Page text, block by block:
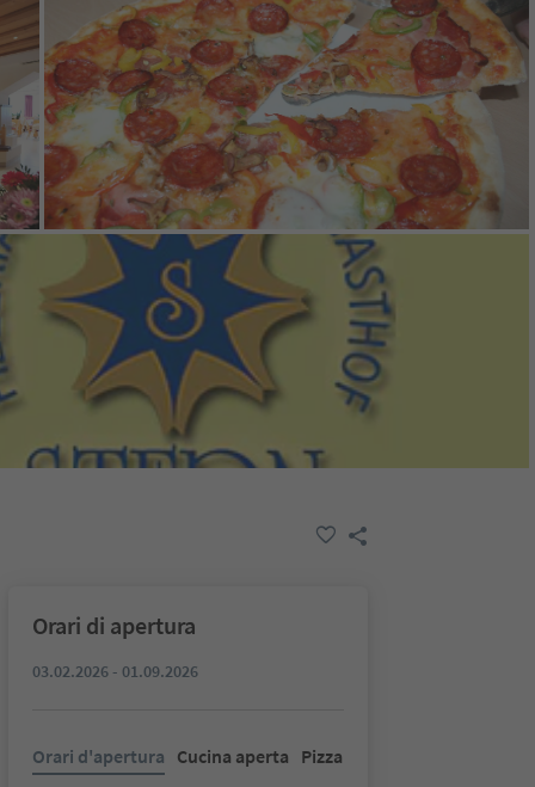
Orari di apertura
03.02.2026 - 01.09.2026
Orari d'apertura Cucina aperta Pizza